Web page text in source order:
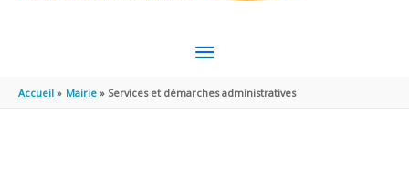
MENU
PRINCIPAL
Accueil Mairie Services et démarches administratives